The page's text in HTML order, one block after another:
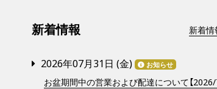
新着情報 新着
2026年07月31日 (金) お知らせ
お盆期間中の営業および配達について【2026/